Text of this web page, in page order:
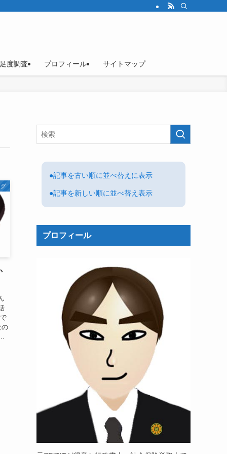
度調査 プロフィール サイトマップ
●記事を古い順に並べ替えに表示
●記事を新しい順に並べ替え表示
プロフィール